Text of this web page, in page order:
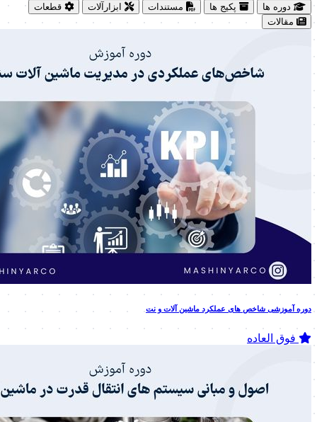
دوره ها پکیج ها مستندات ابزارآلات
قطعات
مقالات
دوره آموزشی شاخص های عملکرد ماشین آلات و نت
فوق العاده